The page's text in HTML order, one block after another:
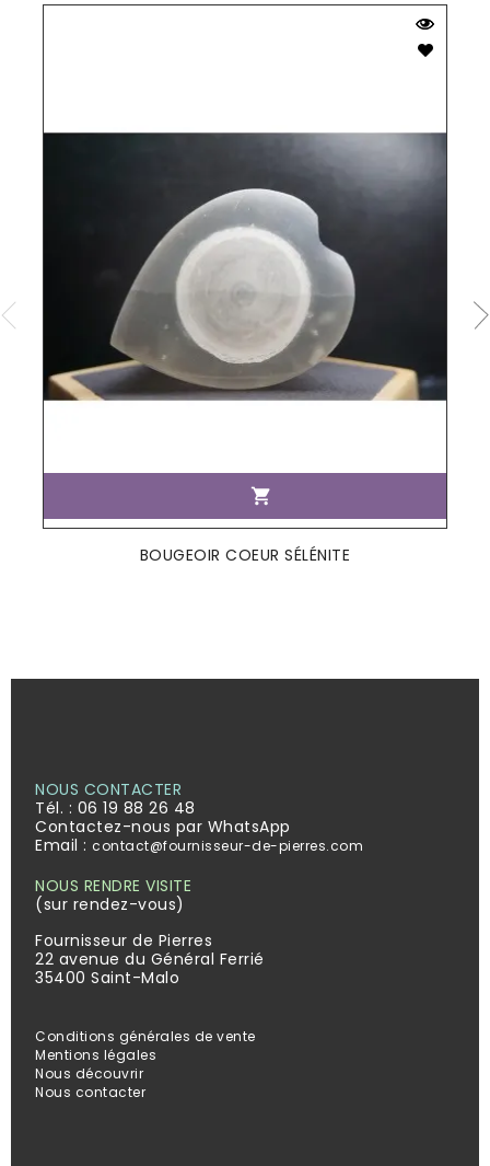

BOUGEOIR COEUR SÉLÉNITE
NOUS CONTACTER
Tél. : 06 19 88 26 48
Contactez-nous par WhatsApp
Email : contact@fournisseur-de-pierres.com
NOUS RENDRE VISITE
(sur rendez-vous)
Fournisseur de Pierres
22 avenue du Général Ferrié
35400 Saint-Malo
Conditions générales de vente
Mentions légales
Nous découvrir
Nous contacter